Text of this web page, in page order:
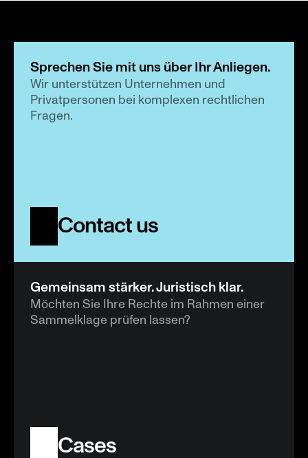
Sprechen Sie mit uns über Ihr Anliegen.
Wir unterstützen Unternehmen und
Privatpersonen bei komplexen rechtlichen
Fragen.
Contact us
Gemeinsam stärker. Juristisch klar.
Möchten Sie Ihre Rechte im Rahmen einer
Sammelklage prüfen lassen?
Cases